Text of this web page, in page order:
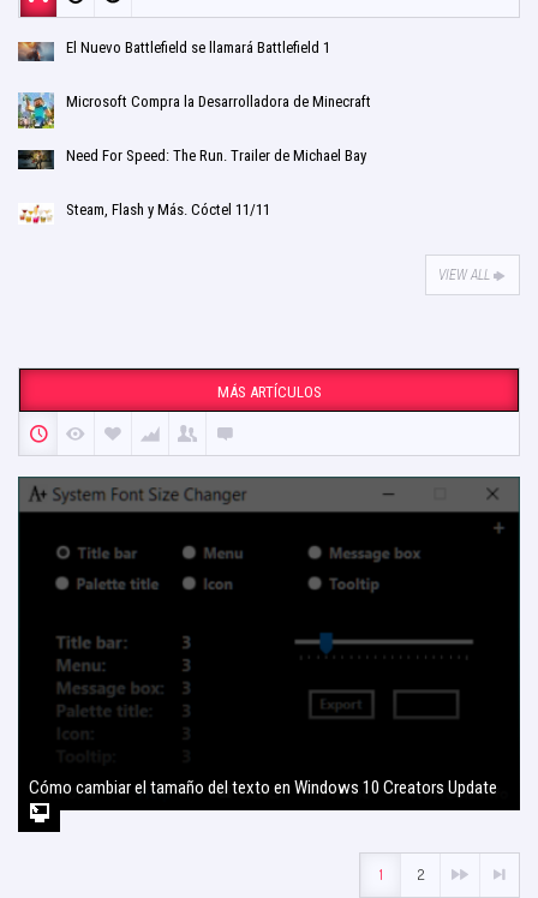
El Nuevo Battlefield se llamará Battlefield 1
Microsoft Compra la Desarrolladora de Minecraft
Need For Speed: The Run. Trailer de Michael Bay
Steam, Flash y Más. Cóctel 11/11
VIEW ALL
MÁS ARTÍCULOS
Cómo cambiar el tamaño del texto en Windows 10 Creators Update
1 2